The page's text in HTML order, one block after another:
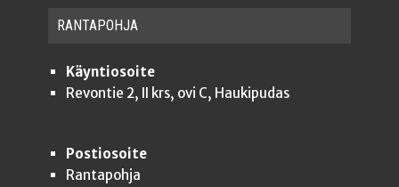
RAN­TA­POH­JA
Käyntiosoite
Revontie 2, II krs, ovi C, Haukipudas
Postiosoite
Rantapohja